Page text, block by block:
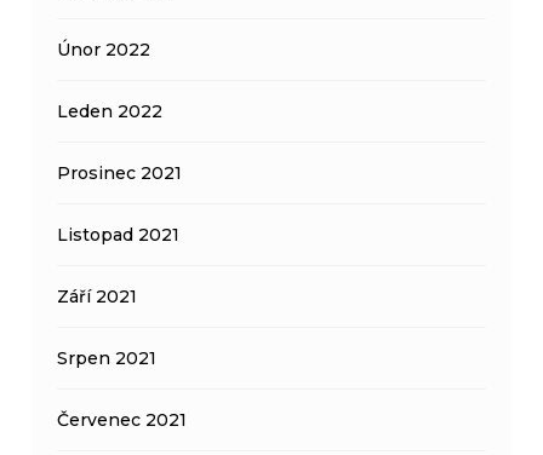
Únor 2022
Leden 2022
Prosinec 2021
Listopad 2021
Září 2021
Srpen 2021
Červenec 2021